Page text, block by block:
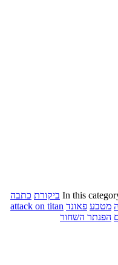
In this ביקורת כתבה
מטבע פאונד attack on titan
הפנתר השחור